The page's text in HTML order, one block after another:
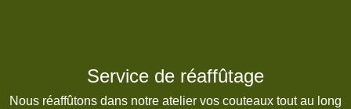
Service de réaffûtage
Nous réaffûtons dans notre atelier vos couteaux tout au long